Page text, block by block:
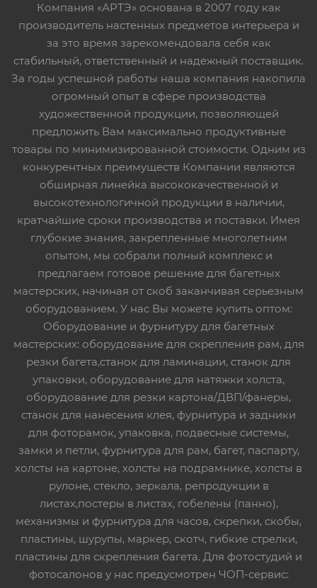
Компания «АРТЭ» основана в 2007 году как
производитель настенных предметов интерьера и
за это время зарекомендовала себя как
стабильный, ответственный и надежный поставщик.
За годы успешной работы наша компания накопила
огромный опыт в сфере производства
художественной продукции, позволяющей
предложить Вам максимально продуктивные
товары по минимизированной стоимости. Одним из
конкурентных преимуществ Компании являются
обширная линейка высококачественной и
высокотехнологичной продукции в наличии,
кратчайшие сроки производства и поставки. Имея
глубокие знания, закрепленные многолетним
опытом, мы собрали полный комплекс и
предлагаем готовое решение для багетных
мастерских, начиная от скоб заканчивая серьезным
оборудованием. У нас Вы можете купить оптом:
Оборудование и фурнитуру для багетных
мастерских: оборудование для скрепления рам, для
резки багета,станок для ламинации, станок для
упаковки, оборудование для натяжки холста,
оборудование для резки картона/ДВП/фанеры,
станок для нанесения клея, фурнитура и задники
для фоторамок, упаковка, подвесные системы,
замки и петли, фурнитура для рам, багет, паспарту,
холсты на картоне, холсты на подрамнике, холсты в
рулоне, стекло, зеркала, репродукции в
листах,постеры в листах, гобелены (панно),
механизмы и фурнитура для часов, скрепки, скобы,
пластины, шурупы, маркер, скотч, гибкие стрелки,
пластины для скрепления багета. Для фотостудий и
фотосалонов у нас предусмотрен ЧОП-сервис: